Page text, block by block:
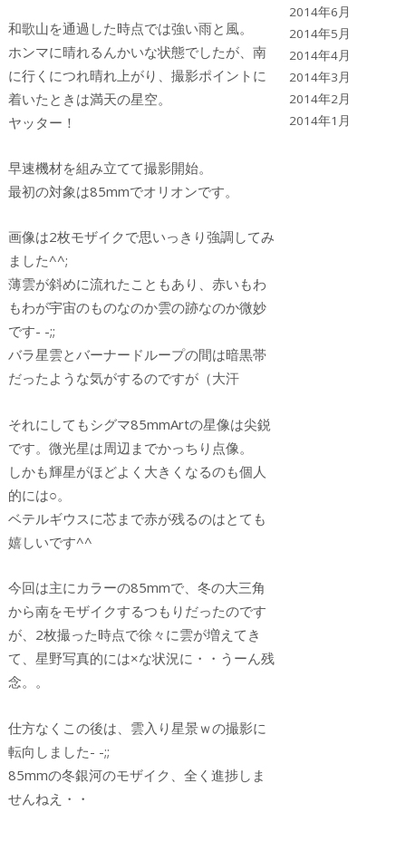
和歌山を通過した時点では強い雨と風。
ホンマに晴れるんかいな状態でしたが、南
に行くにつれ晴れ上がり、撮影ポイントに
着いたときは満天の星空。
ヤッター！
早速機材を組み立てて撮影開始。
最初の対象は85mmでオリオンです。
画像は2枚モザイクで思いっきり強調してみ
ました^^;
薄雲が斜めに流れたこともあり、赤いもわ
もわが宇宙のものなのか雲の跡なのか微妙
です- -;;
バラ星雲とバーナードループの間は暗黒帯
だったような気がするのですが（大汗
それにしてもシグマ85mmArtの星像は尖鋭
です。微光星は周辺までかっちり点像。
しかも輝星がほどよく大きくなるのも個人
的には○。
ベテルギウスに芯まで赤が残るのはとても
嬉しいです^^
今回は主にカラーの85mmで、冬の大三角
から南をモザイクするつもりだったのです
が、2枚撮った時点で徐々に雲が増えてき
て、星野写真的には×な状況に・・うーん残
念。。
仕方なくこの後は、雲入り星景ｗの撮影に
転向しました- -;;
85mmの冬銀河のモザイク、全く進捗しま
せんねえ・・
2014年6月
2014年5月
2014年4月
2014年3月
2014年2月
2014年1月